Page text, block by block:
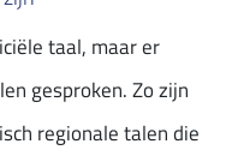
taal, maar er
gesproken. Zo zijn
regionale talen die